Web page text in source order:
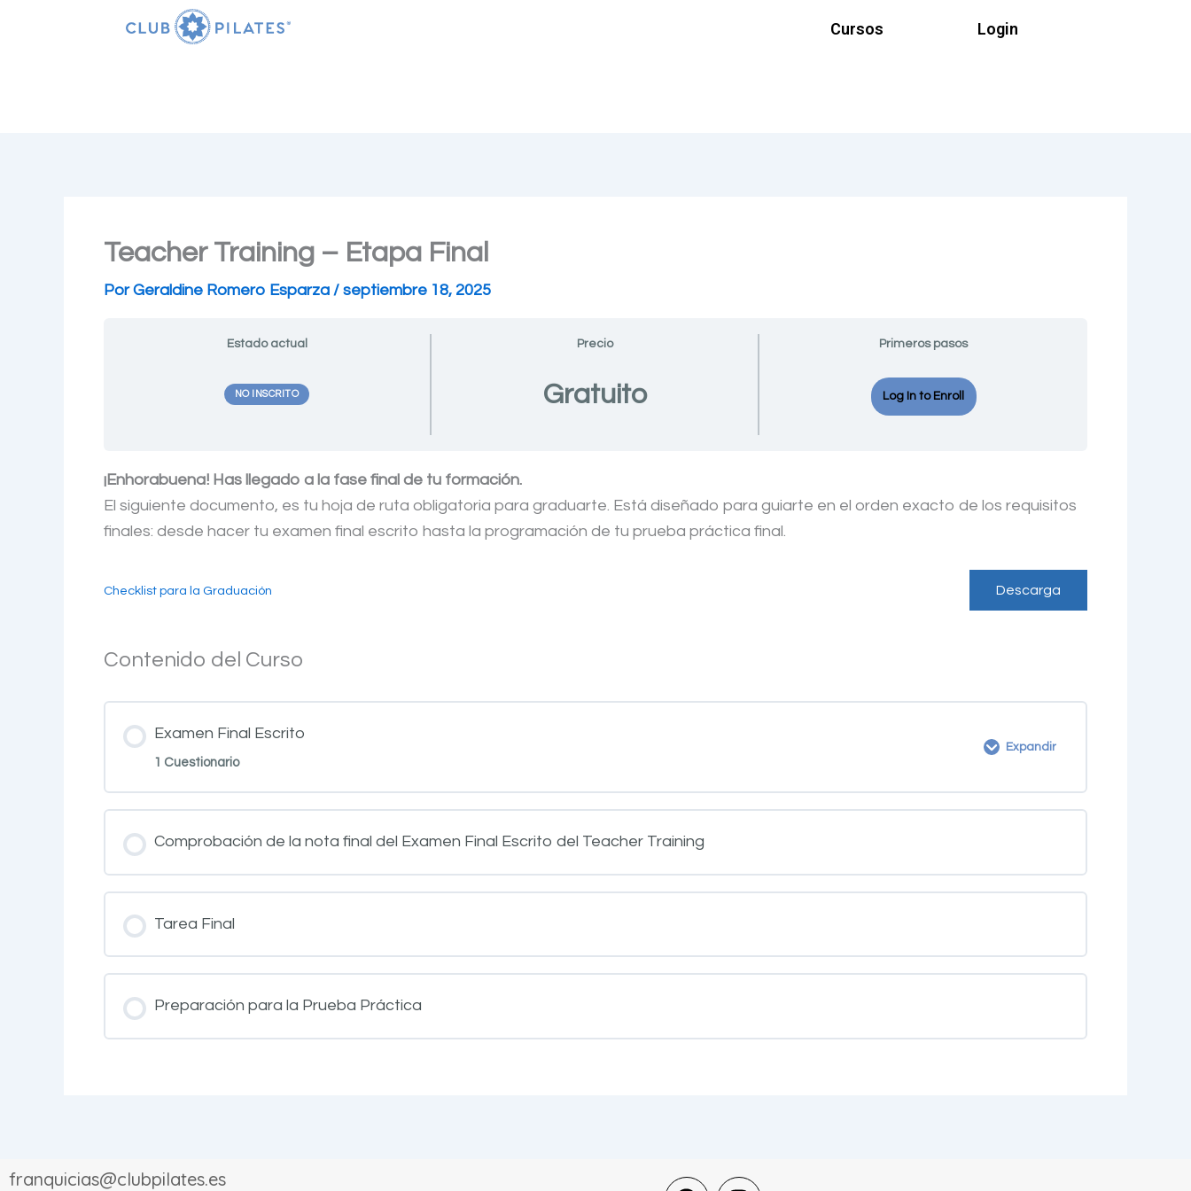
Cursos Login
Teacher Training – Etapa Final
PorGeraldine Romero Esparza / septiembre 18, 2025
Estado actual
NO INSCRITO
Precio
Gratuito
Primeros pasos
Log In to Enroll
¡Enhorabuena! Has llegado a la fase final de tu formación.
El siguiente documento, es tu hoja de ruta obligatoria para graduarte. Está diseñado para guiarte en el orden exacto de los requisitos
finales: desde hacer tu examen final escrito hasta la programación de tu prueba práctica final.
Checklist para la Graduación Descarga
Contenido del Curso
Examen Final Escrito
1 Cuestionario
Expandir
Comprobación de la nota final del Examen Final Escrito del Teacher Training
Tarea Final
Preparación para la Prueba Práctica
franquicias@clubpilates.es